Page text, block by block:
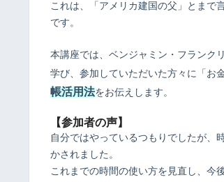
これは、「アメリカ建国の父」とまで
です。
本講座では、ベンジャミン・フランク
学び、参加していただいた方々に「お
帳活用法をお伝えします。
【参加者の声】
自分ではやっているつもりでしたが、
かされました。
これまでの時間の使い方を見直し、今